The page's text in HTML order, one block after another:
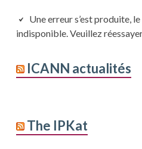
Une erreur s’est produite,
indisponible. Veuillez
ICANN actualités
The IPKat